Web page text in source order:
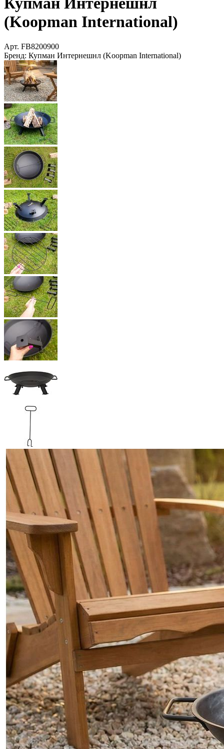
(Koopman International)
Арт. FB8200900
Бренд: Купман Интернешнл (Koopman International)